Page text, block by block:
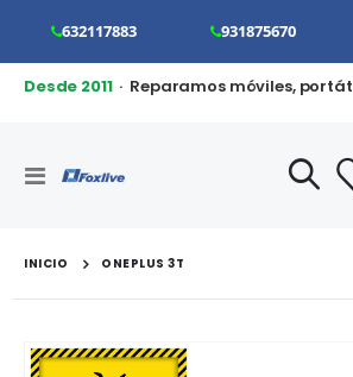
632117883 931875670
Desde 2011· Reparamos móviles,
Toggle
INICIO ONEPLUS 3T
Saltar